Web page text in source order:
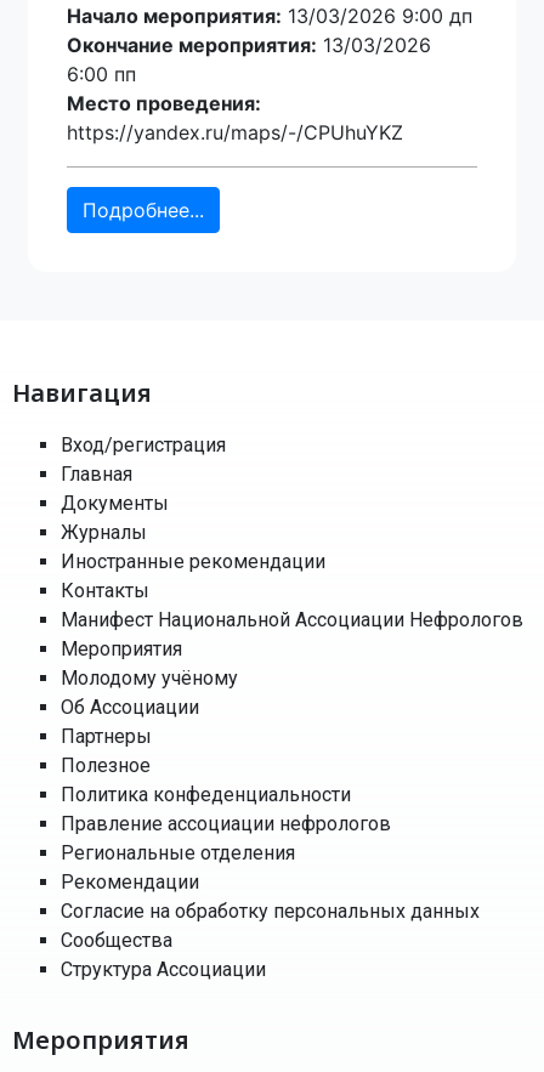
Начало мероприятия: 13/03/2026 9:00 дп
Окончание мероприятия: 13/03/2026
6:00 пп
Место проведения:
https://yandex.ru/maps/-/CPUhuYKZ
Подробнее...
Навигация
Вход/регистрация
Главная
Документы
Журналы
Иностранные рекомендации
Контакты
Манифест Национальной Ассоциации Нефрологов
Мероприятия
Молодому учёному
Об Ассоциации
Партнеры
Полезное
Политика конфеденциальности
Правление ассоциации нефрологов
Региональные отделения
Рекомендации
Согласие на обработку персональных данных
Сообщества
Структура Ассоциации
Мероприятия